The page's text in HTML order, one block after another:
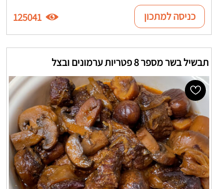
כניסה למתכון 125041
תבשיל בשר מספר 8 פטריות ערמונים ובצל